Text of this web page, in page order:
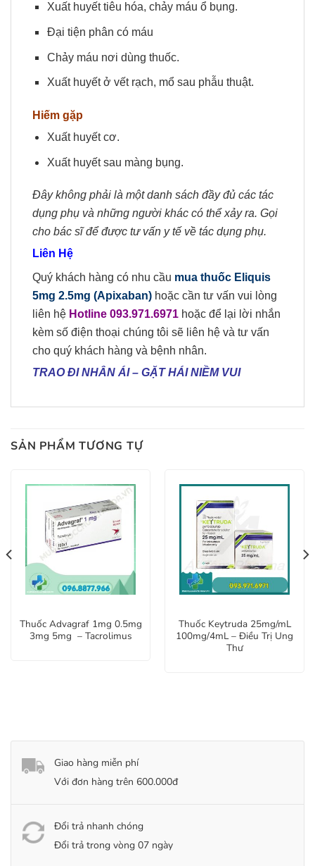
Xuất huyết tiêu hóa, chảy máu ổ bụng.
Đại tiện phân có máu
Chảy máu nơi dùng thuốc.
Xuất huyết ở vết rạch, mổ sau phẫu thuật.
Hiếm gặp
Xuất huyết cơ.
Xuất huyết sau màng bụng.
Đây không phải là một danh sách đầy đủ các tác
dụng phụ và những người khác có thể xảy ra. Gọi
cho bác sĩ để được tư vấn y tế về tác dụng phụ.
Liên Hệ
Quý khách hàng có nhu cầu mua thuốc Eliquis
5mg 2.5mg (Apixaban) hoặc cần tư vấn vui lòng
liên hệ Hotline 093.971.6971 hoặc để lại lời nhắn
kèm số điện thoại chúng tôi sẽ liên hệ và tư vấn
cho quý khách hàng và bệnh nhân.
TRAO ĐI NHÂN ÁI– GẶT HÁI NIỀM VUI
SẢN PHẨM TƯƠNG TỰ
Thuốc Advagraf 1mg 0.5mg
3mg 5mg – Tacrolimus
Thuốc Keytruda 25mg/mL
100mg/4mL – Điều Trị Ung
Thư
Giao hàng miễn phí
Với đơn hàng trên 600.000đ
Đổi trả nhanh chóng
Đổi trả trong vòng 07 ngày